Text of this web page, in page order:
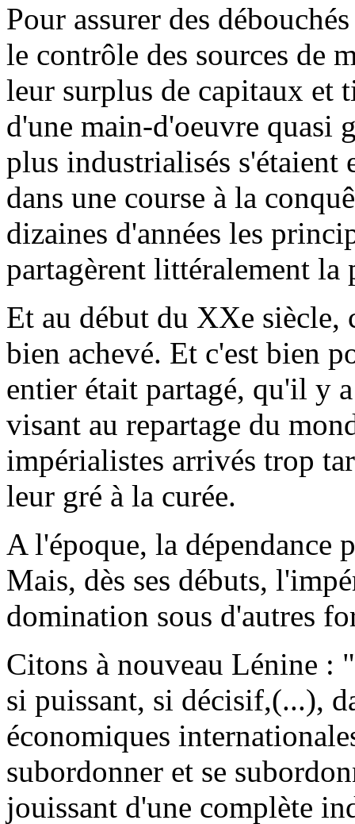
Pour assurer des
le contrôle des sources de
leur surplus de capitaux
d'une main-d'oeuvre quasi
plus industrialisés s'étaient
dans une course à la
dizaines d'années les
partagèrent littéralement la
Et au début du XXe siècle,
bien achevé. Et c'est bien
entier était partagé, qu'il y
visant au repartage du
impérialistes arrivés trop
leur gré à la curée.
A l'époque, la dépendance
Mais, dès ses débuts,
domination sous d'autres
Citons à nouveau Lénine :
si puissant, si décisif,(...),
économiques
subordonner et se
jouissant d'une complète